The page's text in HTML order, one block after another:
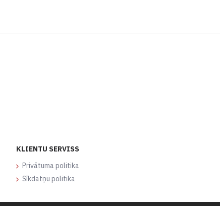
KLIENTU SERVISS
Privātuma politika
Sīkdatņu politika